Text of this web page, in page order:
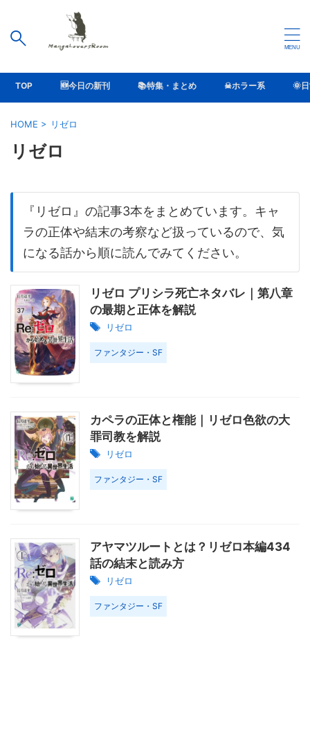
TOP 🆕今日の新刊 📚特集・まとめ ☠ホラー系 🌞
HOME > リゼロ
リゼロ
『リゼロ』の記事3本をまとめています。キャ
ラの正体や結末の考察など扱っているので、気
になる話から順に読んでみてください。
リゼロ プリシラ死亡ネタバレ｜第八章
の最期と正体を解説
リゼロ
ファンタジー・SF
カペラの正体と権能｜リゼロ色欲の大
罪司教を解説
リゼロ
ファンタジー・SF
アヤマツルートとは？リゼロ本編434
話の結末と読み方
リゼロ
ファンタジー・SF